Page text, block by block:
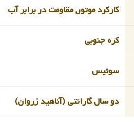
کارکرد موتور, مقاومت در برابر آب
کره جنوبی
سوئیس
دو سال گارانتی (آناهید زروان)